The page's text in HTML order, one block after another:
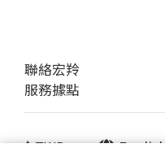
聯絡宏羚
服務據點
$TWD